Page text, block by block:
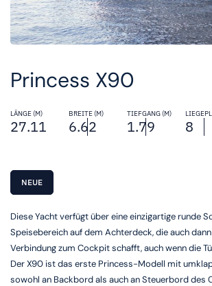
Princess X90
LÄNGE (M)
27.11
BREITE (M)
6.62
TIEFGANG (M)
1.79 8
NEUE
Diese Yacht verfügt über eine einzigartige runde
Speisebereich auf dem Achterdeck, die auch
Verbindung zum Cockpit schafft, auch wenn die
Der X90 ist das erste Princess-Modell mit
sowohl an Backbord als auch an Steuerbord des